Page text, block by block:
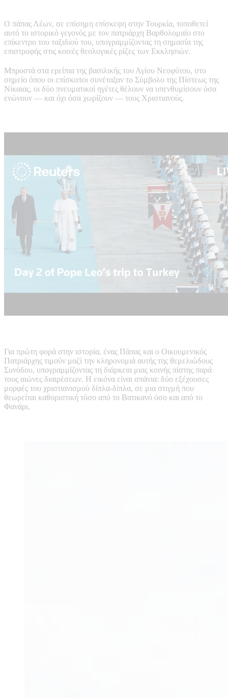
Ο πάπας Λέων, σε επίσημη επίσκεψη στην Τουρκία, τοποθετεί
αυτό το ιστορικό γεγονός με τον πατριάρχη Βαρθολομαίο στο
επίκεντρο του ταξιδιού του, υπογραμμίζοντας τη σημασία της
επιστροφής στις κοινές θεολογικές ρίζες των Εκκλησιών.
Μπροστά στα ερείπια της βασιλικής του Αγίου Νεοφύτου, στο
σημείο όπου οι επίσκοποι συνέταξαν το Σύμβολο της Πίστεως της
Νίκαιας, οι δύο πνευματικοί ηγέτες θέλουν να υπενθυμίσουν όσα
ενώνουν — και όχι όσα χωρίζουν — τους Χριστιανούς.
Για πρώτη φορά στην ιστορία, ένας Πάπας και ο Οικουμενικός
Πατριάρχης τιμούν μαζί την κληρονομιά αυτής της θεμελιώδους
Συνόδου, υπογραμμίζοντας τη διάρκεια μιας κοινής πίστης παρά
τους αιώνες διαιρέσεων. Η εικόνα είναι σπάνια: δύο εξέχουσες
μορφές του χριστιανισμού δίπλα-δίπλα, σε μια στιγμή που
θεωρείται καθοριστική τόσο από το Βατικανό όσο και από το
Φανάρι.